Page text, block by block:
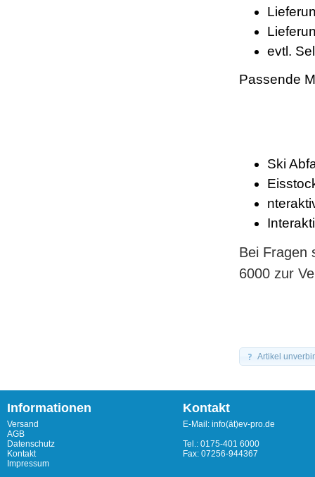
evtl.
Passende
Ski
Bei Fragen
6000 zur
Artikel
Informationen
Versand
AGB
Datenschutz
Kontakt
Impressum
Kontakt
E-Mail: info(ät)ev-pro.de
Tel.: 0175-401 6000
Fax: 07256-944367